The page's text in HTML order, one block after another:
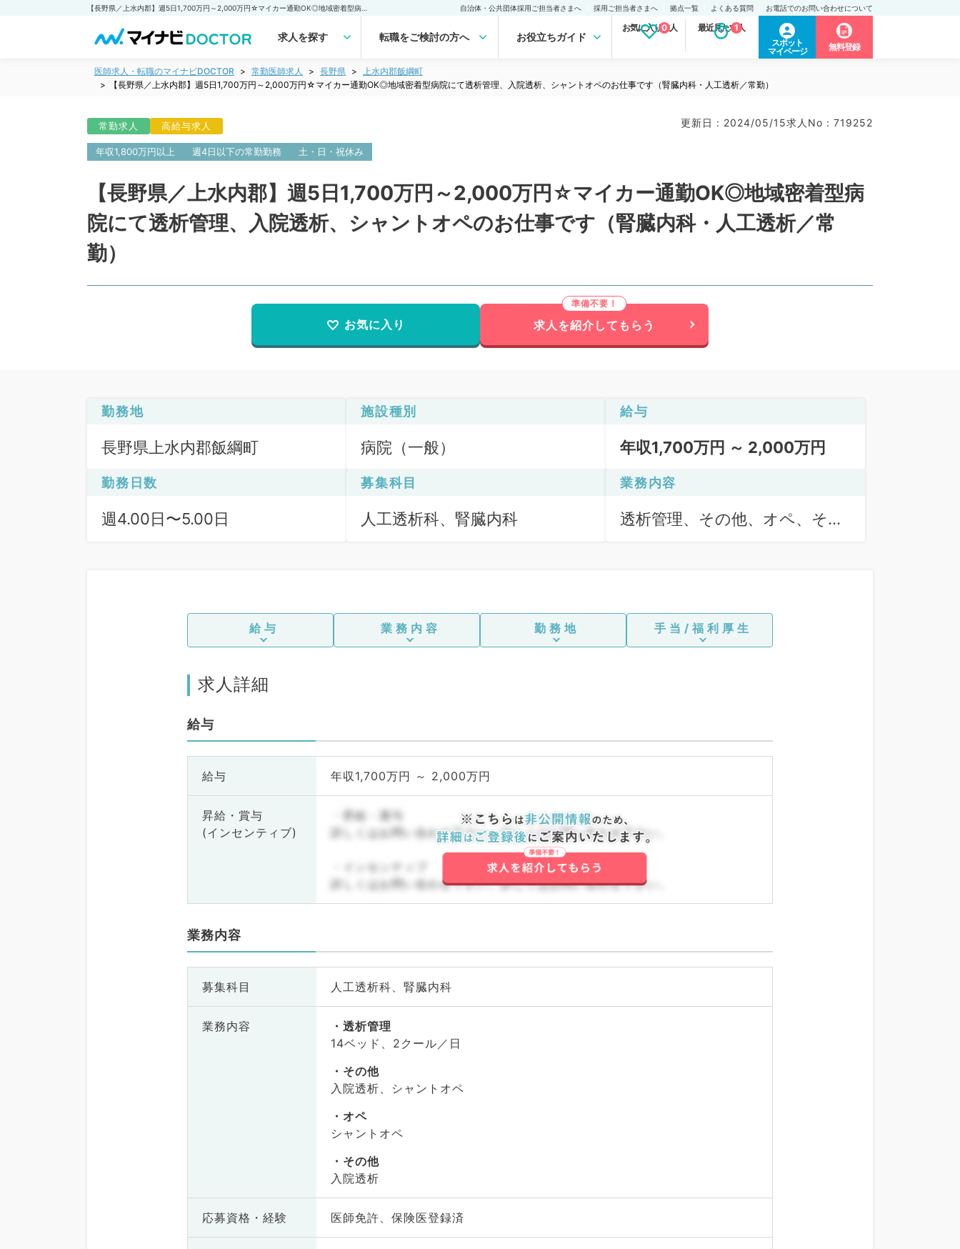
自治体・公共団体採用ご担当者さまへ 採用ご担当者さまへ 拠点一覧 よくある質問 お電話でのお問い合わせについて
求人を探す 転職をご検討の方へ お役立ちガイド
お気に入り求人
0 最近見た求人
1
スポット
マイページ
無料登録
医師求人・転職のマイナビDOCTOR 常勤医師求人 長野県
上水内郡飯綱町
【長野県／上水内郡】週5日1,700万円～2,000万円☆マイカー通勤OK◎地域密着型病院にて透析管理、入院透析、シャントオペのお仕事です（腎臓内科・人工透析／常勤）
常勤求人 高給与求人 更新日 : 2024/05/15求人No : 719252
年収1,800万円以上 週4日以下の常勤勤務 土・日・祝休み
【長野県／上水内郡】週5日1,700万円～2,000万円☆マイカー通勤OK◎地域密着型病
院にて透析管理、入院透析、シャントオペのお仕事です（腎臓内科・人工透析／常
勤）
お気に入り 求人を紹介してもらう
勤務地
長野県上水内郡飯綱町
施設種別
病院（一般）
給与
年収1,700万円 ～ 2,000万円
勤務日数
週4.00日〜5.00日
募集科目
人工透析科、腎臓内科
業務内容
透析管理、その他、オペ、その
給与 業務内容 勤務地 手当/福利厚生
求人詳細
給与
給与 年収1,700万円 ～ 2,000万円
昇給・賞与
(インセンティブ)
・昇給・賞与
詳しくはお問い合わせ下さい。詳しくはお問い合わせ下さい。
・インセンティブ
詳しくはお問い合わせ下さい。詳しくはお問い合わせ下さい。
業務内容
募集科目 人工透析科、腎臓内科
業務内容
透析管理
14ベッド、2クール／日
その他
入院透析、シャントオペ
オペ
シャントオペ
その他
入院透析
応募資格・ 経験 医師免許、保険医登録済